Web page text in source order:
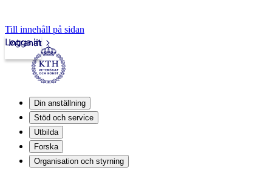
Till innehåll på sidan
Intranät
Logga in
Din anställning
Stöd och service
Utbilda
Forska
Organisation och styrning